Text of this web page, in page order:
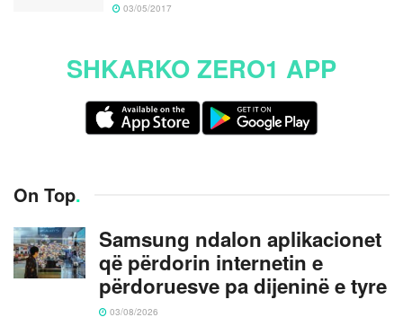
03/05/2017
SHKARKO ZERO1 APP
On Top.
Samsung ndalon aplikacionet
që përdorin internetin e
përdoruesve pa dijeninë e tyre
03/08/2026